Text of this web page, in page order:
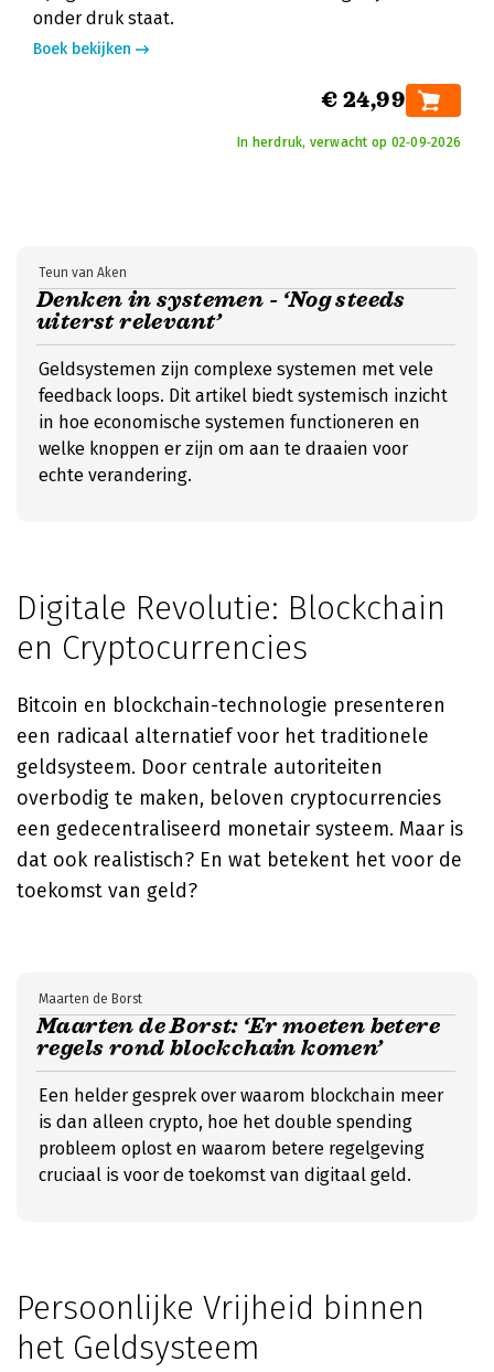
onder druk staat.
Boek bekijken
€ 24,99
In herdruk, verwacht op 02‑09‑2026
Denken in systemen - ‘Nog steeds
uiterst relevant’
Teun van Aken
Geldsystemen zijn complexe systemen met vele
feedback loops. Dit artikel biedt systemisch inzicht
in hoe economische systemen functioneren en
welke knoppen er zijn om aan te draaien voor
echte verandering.
Digitale Revolutie: Blockchain
en Cryptocurrencies
Bitcoin en blockchain-technologie presenteren
een radicaal alternatief voor het traditionele
geldsysteem. Door centrale autoriteiten
overbodig te maken, beloven cryptocurrencies
een gedecentraliseerd monetair systeem. Maar is
dat ook realistisch? En wat betekent het voor de
toekomst van geld?
Maarten de Borst: ‘Er moeten betere
regels rond blockchain komen’
Maarten de Borst
Een helder gesprek over waarom blockchain meer
is dan alleen crypto, hoe het double spending
probleem oplost en waarom betere regelgeving
cruciaal is voor de toekomst van digitaal geld.
Persoonlijke Vrijheid binnen
het Geldsysteem